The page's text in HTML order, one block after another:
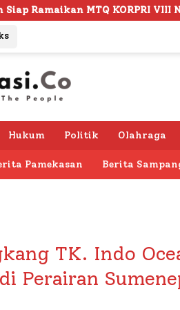
VIII Nasional di Sulsel,
Hukum Politik Olahraga
Pamekasan Berita
TK. Indo
Perairan